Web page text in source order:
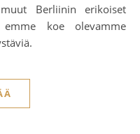
koe olevamme